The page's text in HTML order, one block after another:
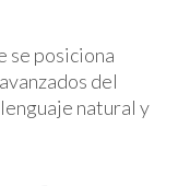
se posiciona
del
natural y